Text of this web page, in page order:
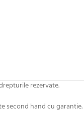
rezervate.
second hand cu garantie.